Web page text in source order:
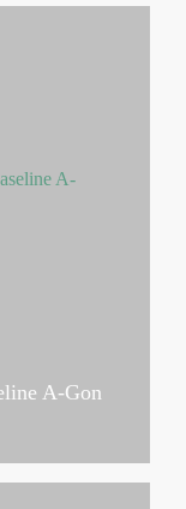
A-Gon